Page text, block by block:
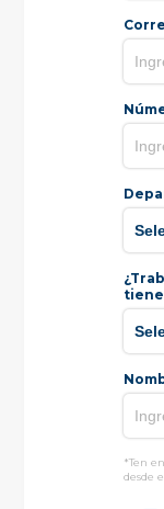
*Ten
desde